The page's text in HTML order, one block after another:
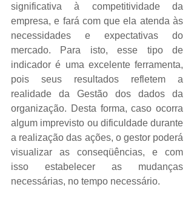
significativa à competitividade da
empresa, e fará com que ela atenda às
necessidades e expectativas do
mercado. Para isto, esse tipo de
indicador é uma excelente ferramenta,
pois seus resultados refletem a
realidade da Gestão dos dados da
organização. Desta forma, caso ocorra
algum imprevisto ou dificuldade durante
a realização das ações, o gestor poderá
visualizar as conseqüências, e com
isso estabelecer as mudanças
necessárias, no tempo necessário.